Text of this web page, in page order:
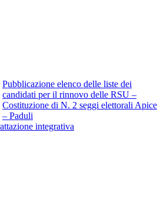
Pubblicazione elenco delle liste dei
candidati per il rinnovo delle RSU –
Costituzione di N. 2 seggi elettorali Apice
– Paduli
integrativa